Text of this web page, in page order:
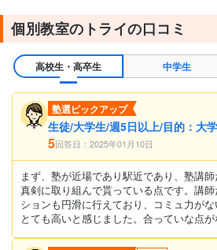
個別教室のトライの口コミ
高校生・高卒生 中学生
塾選ピックアップ
生徒/大学生/週5日以上/目的：大
5回答日：2025年01月10日
まず、塾が近場であり駅近であり、塾講
真剣に取り組んで貰っている点です。講
ションも円滑に行えており、コミュ力が
とても高いと感じました。合っていな点が